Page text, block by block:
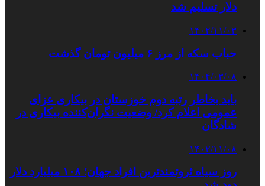
دلار تسلیم شد
۱۴۰۲/۱۱/۰۳
حباب سکه از مرز ۶ میلیون تومان گذشت
۱۴۰۴/۰۳/۰۸
باید بخاطر رتبه دوم خوزستان در بیکاری عزای
عمومی اعلام کرد/ وضعیت نگران‌کننده بیکاری در
شادگان
۱۴۰۲/۱۱/۰۸
روز سیاه ثروتمندترین افراد جهان؛ ۱۰۸ میلیارد دلار